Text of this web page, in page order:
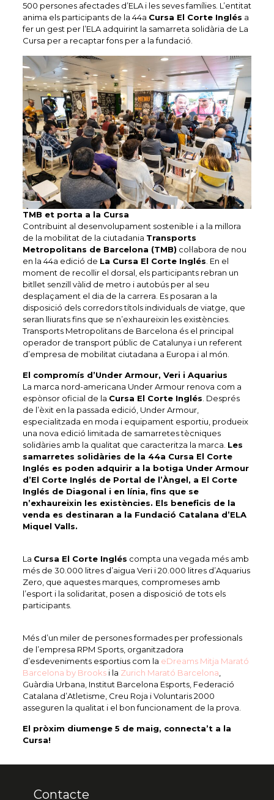
500 persones afectades d’ELA i les seves famílies. L’entitat
anima els participants de la 44a Cursa El Corte Inglés a
fer un gest per l’ELA adquirint la samarreta solidària de La
Cursa per a recaptar fons per a la fundació.
TMB et porta a la Cursa
Contribuint al desenvolupament sostenible i a la millora
de la mobilitat de la ciutadania Transports
Metropolitans de Barcelona (TMB) col·labora de nou
en la 44a edició de La Cursa El Corte Inglés . En el
moment de recollir el dorsal, els participants rebran un
bitllet senzill vàlid de metro i autobús per al seu
desplaçament el dia de la carrera. Es posaran a la
disposició dels corredors títols individuals de viatge, que
seran lliurats fins que se n’exhaureixin les existències.
Transports Metropolitans de Barcelona és el principal
operador de transport públic de Catalunya i un referent
d’empresa de mobilitat ciutadana a Europa i al món.
El compromís d’Under Armour, Veri i Aquarius
La marca nord-americana Under Armour renova com a
espònsor oficial de la Cursa El Corte Inglés . Després
de l’èxit en la passada edició, Under Armour,
especialitzada en moda i equipament esportiu, produeix
una nova edició limitada de samarretes tècniques
solidàries amb la qualitat que caracteritza la marca. Les
samarretes solidàries de la 44a Cursa El Corte
Inglés es poden adquirir a la botiga Under Armour
d’El Corte Inglés de Portal de l’Àngel, a El Corte
Inglés de Diagonal i en línia, fins que se
n’exhaureixin les existències. Els beneficis de la
venda es destinaran a la Fundació Catalana d’ELA
Miquel Valls.
La Cursa El Corte Inglés compta una vegada més amb
més de 30.000 litres d’aigua Veri i 20.000 litres d’Aquarius
Zero, que aquestes marques, compromeses amb
l’esport i la solidaritat, posen a disposició de tots els
participants.
Més d’un miler de persones formades per professionals
de l’empresa RPM Sports, organitzadora
d’esdeveniments esportius com la eDreams Mitja Marató
Barcelona by Brooksi la Zurich Marató Barcelona
Guàrdia Urbana, Institut Barcelona Esports, Federació
Catalana d’Atletisme, Creu Roja i Voluntaris 2000
asseguren la qualitat i el bon funcionament de la prova.
El pròxim diumenge 5 de maig, connecta’t a la
Cursa!
Contacte